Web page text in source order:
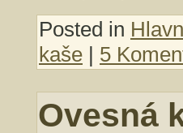
Posted in
kaše | 5
Ovesná